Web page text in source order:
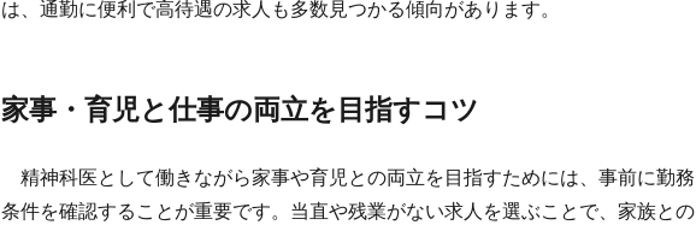
は、通勤に便利で高待遇の求人も多数見つかる傾向があります。
家事・育児と仕事の両立を目指すコツ
精神科医として働きながら家事や育児との両立を目指すためには、事前に勤務
条件を確認することが重要です。当直や残業がない求人を選ぶことで、家族との